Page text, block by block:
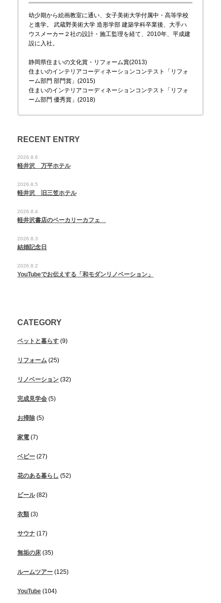
幼少期から絵画教室に通い、女子美術大学付属中・高等学校
と進学。 武蔵野美術大学 造形学部 建築学科卒業後、大手ハ
ウスメーカー２社の設計・施工監理を経て、2010年、平成建
設に入社。
静岡県住まいの文化賞・リフォーム賞(2013)
住まいのインテリアコーディネーションコンテスト「リフォ
ーム部門 部門賞」(2015)
住まいのインテリアコーディネーションコンテスト「リフォ
ーム部門 優秀賞」(2018)
RECENT ENTRY
2026.8.6
軽井沢 万平ホテル
2026.8.5
軽井沢 旧三笠ホテル
2026.8.4
軽井沢書店のベーカリーカフェ
2026.8.3
結婚記念日
2026.8.2
YouTubeでお伝えする「和モダンリノベーション」
CATEGORY
ペットと暮らす (9)
リフォーム (25)
リノベーション (32)
完成見学会 (5)
お掃除 (5)
家電 (7)
ベビー (27)
花のある暮らし (52)
ビール(82)
衣類 (3)
サウナ (17)
無垢の床 (35)
ルームツアー (125)
YouTube (104)